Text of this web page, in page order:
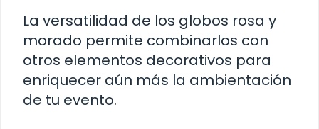
La versatilidad de los globos rosa y
morado permite combinarlos con
otros elementos decorativos para
enriquecer aún más la ambientación
de tu evento.